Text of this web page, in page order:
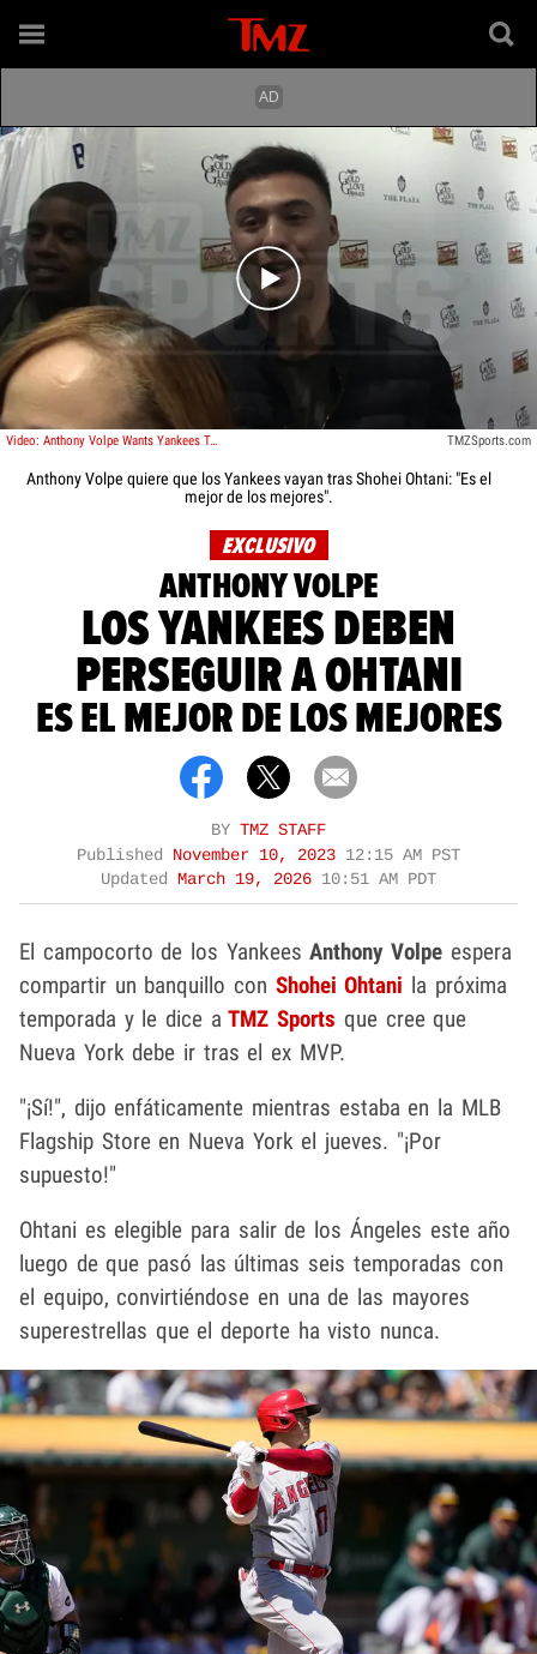
Play video content
Video: Anthony Volpe Wants Yankees To Pursue Shohei Ohtani, 'He's The Best Of The Best' TMZSports.com
Anthony Volpe quiere que los Yankees vayan tras Shohei Ohtani: "Es el
mejor de los mejores".
EXCLUSIVO
ANTHONY VOLPE
LOS YANKEES DEBEN
PERSEGUIR A OHTANI
ES EL MEJOR DE LOS MEJORES
BY TMZ STAFF
Published
November 10, 2023 12:15 AM PST
Updated
March 19, 2026 10:51 AM PDT
El campocorto de los Yankees Anthony Volpe espera
compartir un banquillo con Shohei Ohtani la próxima
temporada y le dice a TMZ Sports que cree que
Nueva York debe ir tras el ex MVP.
"¡Sí!", dijo enfáticamente mientras estaba en la MLB
Flagship Store en Nueva York el jueves. "¡Por
supuesto!"
Ohtani es elegible para salir de los Ángeles este año
luego de que pasó las últimas seis temporadas con
el equipo, convirtiéndose en una de las mayores
superestrellas que el deporte ha visto nunca.